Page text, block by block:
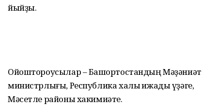
йыйҙы.
Ойоштороусылар – Башҡортостандың Мәҙәниәт
министрлығы, Республика халыҡ ижады үҙәге,
Мәсетле районы хакимиәте.